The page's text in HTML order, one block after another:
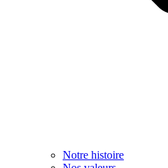
Notre histoire